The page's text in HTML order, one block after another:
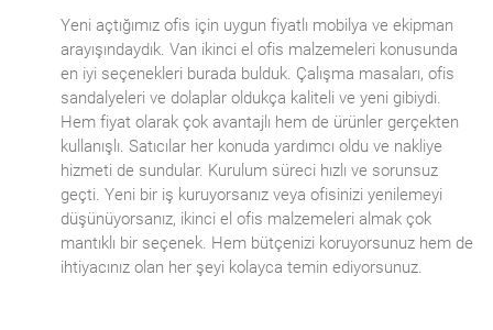
Yeni açtığımız ofis için uygun fiyatlı mobilya ve ekipman
arayışındaydık. Van ikinci el ofis malzemeleri konusunda
en iyi seçenekleri burada bulduk. Çalışma masaları, ofis
sandalyeleri ve dolaplar oldukça kaliteli ve yeni gibiydi.
Hem fiyat olarak çok avantajlı hem de ürünler gerçekten
kullanışlı. Satıcılar her konuda yardımcı oldu ve nakliye
hizmeti de sundular. Kurulum süreci hızlı ve sorunsuz
geçti. Yeni bir iş kuruyorsanız veya ofisinizi yenilemeyi
düşünüyorsanız, ikinci el ofis malzemeleri almak çok
mantıklı bir seçenek. Hem bütçenizi koruyorsunuz hem de
ihtiyacınız olan her şeyi kolayca temin ediyorsunuz.